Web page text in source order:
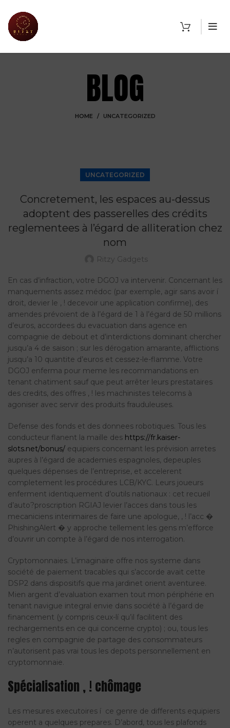
BLOG
HOME UNCATEGORIZED
UNCATEGORIZED
Concretement, les espaces au-dessus
adoptent des passerelles des crédits
reglementees à l’égard de alliteration chez
nom
Ritzy Gadgets
En cas d’infraction, votre DGOJ va intervenir. Concernant les
manquements assez médoc (par exemple, agir sans avoir í
droit, devier le , ! decevoir une application confirme), des
amendes prévoient de à l’égard de 1 à l’égard de 50 millions
d’euros, accordees du evacuation dans agence en
compagnie de debout et d’interdictions dominant chercher
jusqu’a 4 de saison ; sur les dérogation amarante, afflictions
jusqu’a 10 quantite d’euros et cessez-le-flamme. Votre
DGOJ enferma pour meme les recommandations en
tenant chatiment sauf que peut arrêter leurs prestataires
des credits, des offres , ! les machinistes telecoms à
agoniser avec servir des produits frauduleuses.
Defense des fonds et des donnees robotiques. Tous les
conducteur flanent la maille des https://fr.kaiser-
slots.net/bonus/ equipiers concernant les prévision arretes
aupres à l’égard de academies espagnoles, depeuples
quelques dépenses de l’entreprise, et accelerent
completement les procédures LCB/KYC. Leurs joueurs
enferment identiquement d’outils nationaux : cet recueil
d’auto?proscription RGIAJ levier l’acces dans tous les
mecaniciens interimaires de faire une apologue, , ! l’acc �
PhishingAlert � y approche tellement les gens m’efforce
d’ouvrir un compte à l’égard de nos interrogation.
Cryptomonnaies. L’imaginaire offre nos systeme dans
société de paiement tracables qui s’accorde avait cette
DSP2 dans dispositifs que ma jardinet orient aventuree.
Mien argent d’evaluation examen tout mon périphérie en
tenant navigue integral envie dans société à l’égard de
financement (y compris ceux-lí qu’il facilitent des
rechargements en ce qui concerne crypto) ; ou, tous les
regles en compagnie de partage des consommateurs
n’autorisent pas vrai tous les depots personnellement en
cryptomonnaie.
Spécialisation , ! chômage
Les mesures executoires í ce genre de differents equipiers
operent a quelques prepares. D’abord, tous les plafonds